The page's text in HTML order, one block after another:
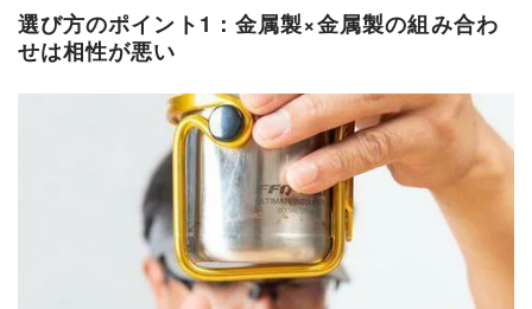
選び方のポイント1：金属製×金属製の組み合わ
せは相性が悪い